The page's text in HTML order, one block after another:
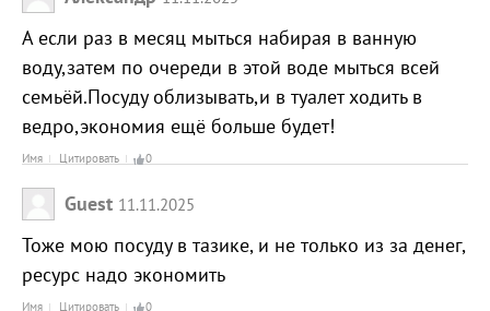
А если раз в месяц мыться набирая в ванную
воду,затем по очереди в этой воде мыться всей
семьёй.Посуду облизывать,и в туалет ходить в
ведро,экономия ещё больше будет!
Имя Цитировать 0
Guest 11.11.2025
Тоже мою посуду в тазике, и не только из за денег,
ресурс надо экономить
Имя Цитировать 0